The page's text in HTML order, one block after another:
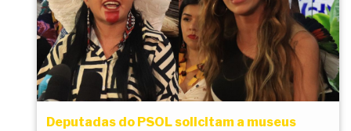
Deputadas do PSOL solicitam a museus